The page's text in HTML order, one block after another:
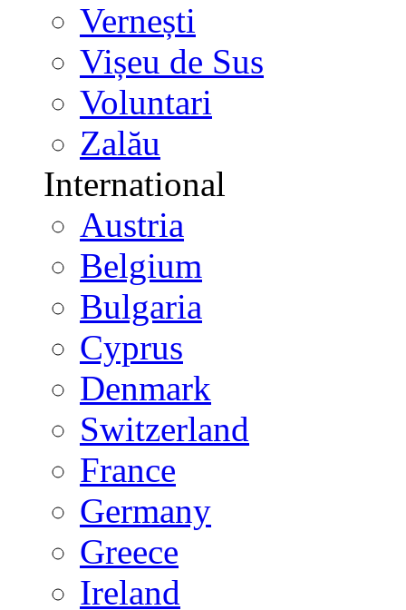
Vernești
Vișeu de Sus
Voluntari
Zalău
International
Austria
Belgium
Bulgaria
Cyprus
Denmark
Switzerland
France
Germany
Greece
Ireland